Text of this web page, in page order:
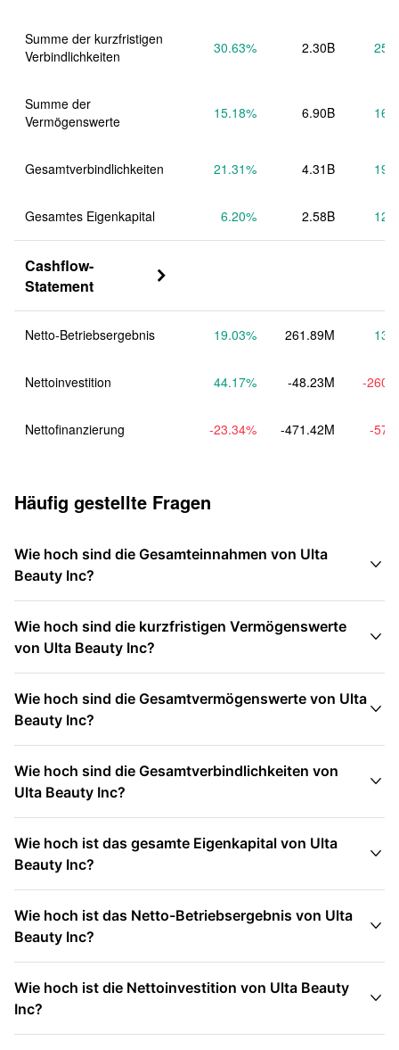
Summe der kurzfristigen
Verbindlichkeiten
30.63% 2.30B
Summe der
Vermögenswerte
15.18% 6.90B
Gesamtverbindlichkeiten 21.31% 4.31B
Gesamtes Eigenkapital 6.20% 2.58B
Cashflow-
Statement

Netto-Betriebsergebnis 19.03% 261.89M
Nettoinvestition 44.17% -48.23M -
Nettofinanzierung -23.34% -471.42M -
Häufig gestellte Fragen
Wie hoch sind die Gesamteinnahmen von Ulta
Beauty Inc?

Wie hoch sind die kurzfristigen Vermögenswerte
von Ulta Beauty Inc?

Wie hoch sind die Gesamtvermögenswerte von Ulta
Beauty Inc?

Wie hoch sind die Gesamtverbindlichkeiten von
Ulta Beauty Inc?

Wie hoch ist das gesamte Eigenkapital von Ulta
Beauty Inc?

Wie hoch ist das Netto-Betriebsergebnis von Ulta
Beauty Inc?

Wie hoch ist die Nettoinvestition von Ulta Beauty
Inc?
